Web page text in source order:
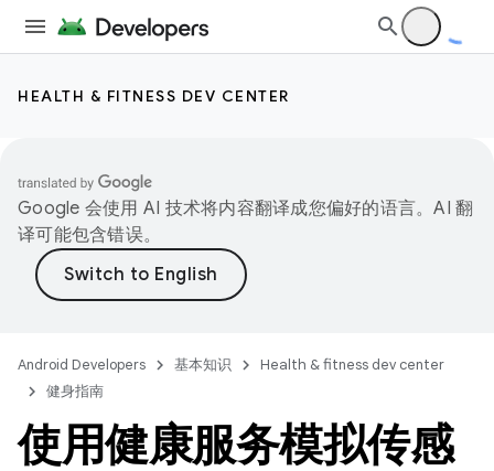
HEALTH & FITNESS DEV CENTER
Google 会使用 AI 技术将内容翻译成您偏好的语言。AI 翻
译可能包含错误。
Android Developers 基本知识
Health & fitness dev center
健身指南
使用健康服务模拟传感